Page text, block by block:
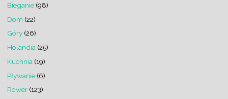
Bieganie(98)
Dom (22)
Góry(26)
Holandia (25)
Kuchnia (19)
Pływanie(6)
Rower(123)